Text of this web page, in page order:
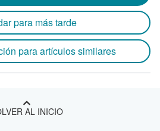
para más tarde
para artículos similares
AL INICIO